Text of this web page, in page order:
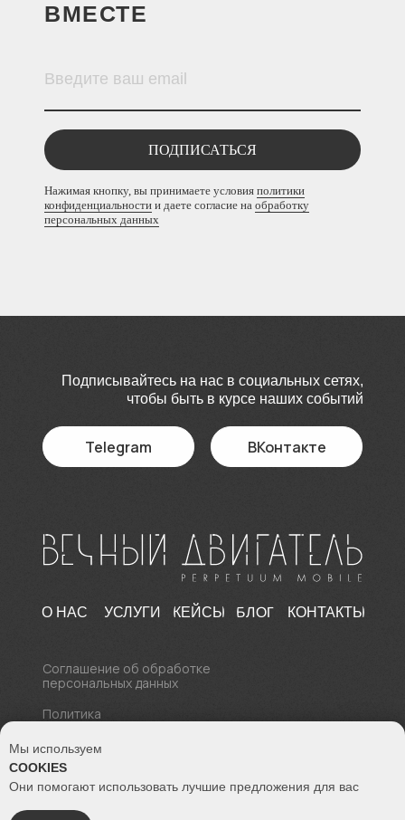
Мы используем
COOKIES
Они помогают использовать лучшие предложения для вас
ВМЕСТЕ
ПОДПИСАТЬСЯ
Нажимая кнопку, вы принимаете условия политики
конфиденциальности и даете согласие на обработку
персональных данных
Вечный двигатель Perpetuum Mobile
© 2017 - 2026 Все права
защищены
Соглашение об обработке
персональных данных
Политика
КОНТАКТЫ
БЛОГ
КЕЙСЫ
УСЛУГИ
О НАС
ВКонтакте
Подписывайтесь на нас в социальных сетях,
чтобы быть в курсе наших событий
Telegram